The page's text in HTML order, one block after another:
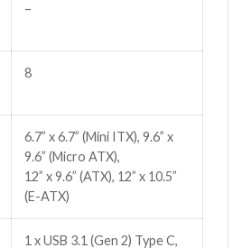
–
8
6.7” x 6.7” (Mini ITX), 9.6” x
9.6” (Micro ATX),
12” x 9.6” (ATX), 12” x 10.5”
(E-ATX)
1 x USB 3.1 (Gen 2) Type C,